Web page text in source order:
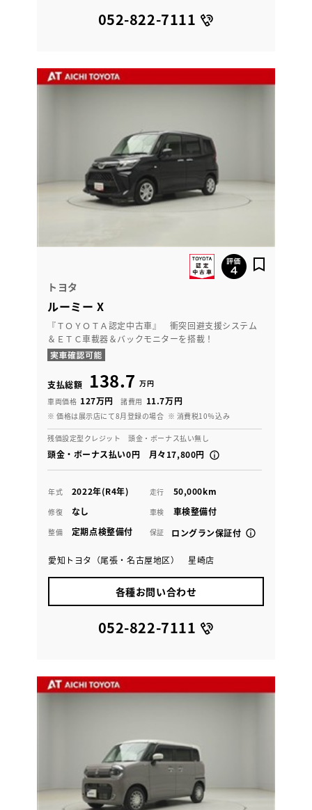
052-822-7111
トヨタ
ルーミー X
『ＴＯＹＯＴＡ認定中古車』 衝突回避支援システム
＆ＥＴＣ車載器＆バックモニターを搭載！
支払総額 138.7 万円
車両価格 127万円 諸費用 11.7万円
※ 価格は展示店にて8月登録の場合 ※ 消費税10％込み
残価設定型クレジット 頭金・ボーナス払い無し
頭金・ボーナス払い0円 月々17,800円
年式 2022年(R4年) 走行 50,000km
修復 なし 車検 車検整備付
整備 定期点検整備付 保証 ロングラン保証付
愛知トヨタ（尾張・名古屋地区） 星崎店
各種お問い合わせ
052-822-7111